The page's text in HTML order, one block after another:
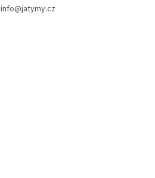
info@jatymy.cz